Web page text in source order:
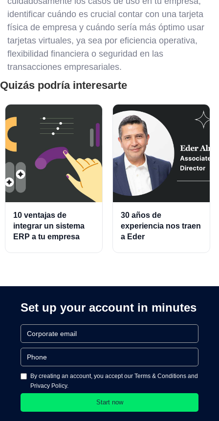
identificar cuándo es crucial contar con una tarjeta
física de empresa y cuándo sería más óptimo usar
tarjetas virtuales, ya sea por eficiencia operativa,
flexibilidad financiera o seguridad en las
transacciones empresariales.
Quizás podría interesarte
10 ventajas de
integrar un sistema
ERP a tu empresa
30 años de
experiencia nos traen
a Eder
Set up your account in minutes
By creating an account, you accept our Terms & Conditions and
Privacy Policy.